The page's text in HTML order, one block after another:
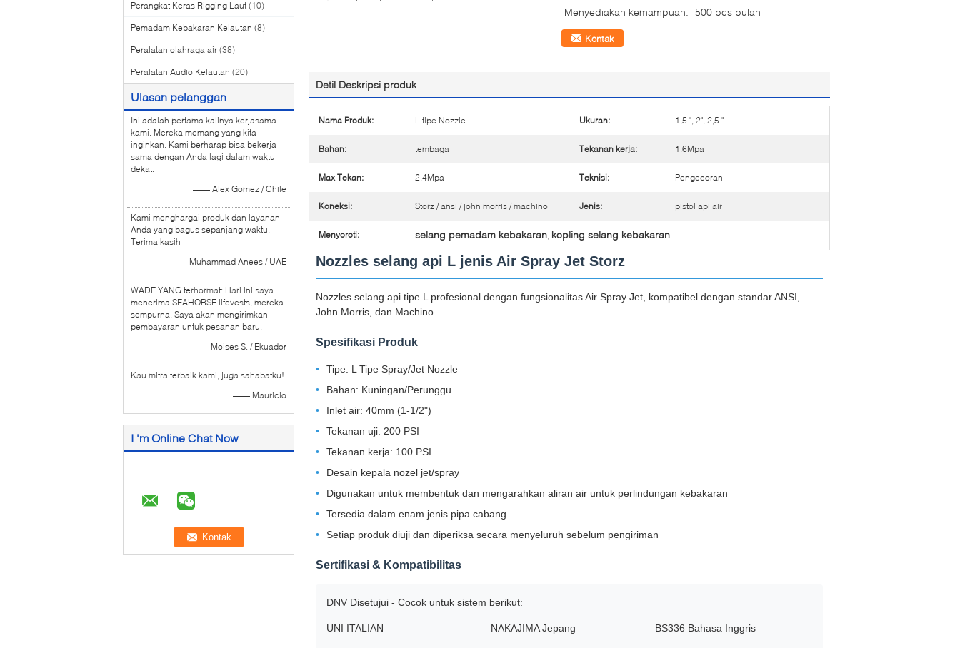
Perangkat Keras Rigging Laut (10)
Pemadam Kebakaran Kelautan (8)
Peralatan olahraga air (38)
Peralatan Audio Kelautan (20)
Ulasan pelanggan
Ini adalah pertama kalinya kerjasama
kami. Mereka memang yang kita
inginkan. Kami berharap bisa bekerja
sama dengan Anda lagi dalam waktu
dekat.
—— Alex Gomez / Chile
Kami menghargai produk dan layanan
Anda yang bagus sepanjang waktu.
Terima kasih
—— Muhammad Anees / UAE
WADE YANG terhormat: Hari ini saya
menerima SEAHORSE lifevests, mereka
sempurna. Saya akan mengirimkan
pembayaran untuk pesanan baru.
—— Moises S. / Ekuador
Kau mitra terbaik kami, juga sahabatku!
—— Mauricio
I 'm Online Chat Now
Menyediakan kemampuan: 500 pcs bulan
Kontak
Detil Deskripsi produk
Nama Produk: L tipe Nozzle Ukuran: 1,5 ", 2", 2,5 "
Bahan: tembaga Tekanan kerja: 1.6Mpa
Max Tekan: 2.4Mpa Teknisi: Pengecoran
Koneksi: Storz / ansi / john morris / machino Jenis: pistol api air
Menyoroti: selang pemadam kebakaran, kopling selang kebakaran
Nozzles selang api L jenis Air Spray Jet Storz
Nozzles selang api tipe L profesional dengan fungsionalitas Air Spray Jet, kompatibel dengan standar ANSI,
John Morris, dan Machino.
Spesifikasi Produk
Tipe: L Tipe Spray/Jet Nozzle
Bahan: Kuningan/Perunggu
Inlet air: 40mm (1-1/2")
Tekanan uji: 200 PSI
Tekanan kerja: 100 PSI
Desain kepala nozel jet/spray
Digunakan untuk membentuk dan mengarahkan aliran air untuk perlindungan kebakaran
Tersedia dalam enam jenis pipa cabang
Setiap produk diuji dan diperiksa secara menyeluruh sebelum pengiriman
Sertifikasi & Kompatibilitas
DNV Disetujui - Cocok untuk sistem berikut:
UNI ITALIAN NAKAJIMA Jepang BS336 Bahasa Inggris